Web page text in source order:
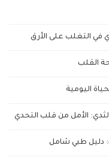
في التغلب على الأرق
القلب
اليومية
الأمل من قلب التحدي
دليل طبي شامل